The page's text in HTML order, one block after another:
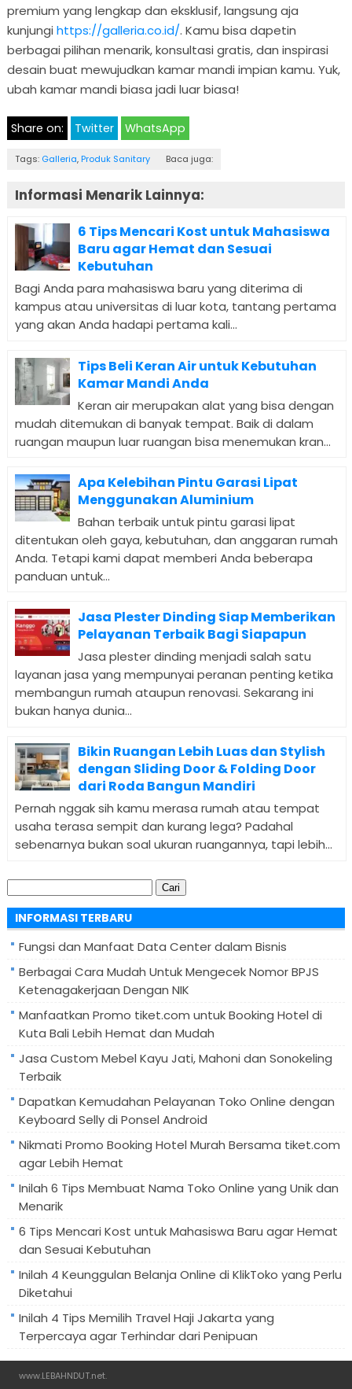
premium yang lengkap dan eksklusif, langsung aja
kunjungi https://galleria.co.id/. Kamu bisa dapetin
berbagai pilihan menarik, konsultasi gratis, dan inspirasi
desain buat mewujudkan kamar mandi impian kamu. Yuk,
ubah kamar mandi biasa jadi luar biasa!
Share on: Twitter WhatsApp
Tags: Galleria, Produk Sanitary Baca juga:
Informasi Menarik Lainnya:
6 Tips Mencari Kost untuk Mahasiswa
Baru agar Hemat dan Sesuai
Kebutuhan
Bagi Anda para mahasiswa baru yang diterima di
kampus atau universitas di luar kota, tantang pertama
yang akan Anda hadapi pertama kali...
Tips Beli Keran Air untuk Kebutuhan
Kamar Mandi Anda
Keran air merupakan alat yang bisa dengan
mudah ditemukan di banyak tempat. Baik di dalam
ruangan maupun luar ruangan bisa menemukan kran...
Apa Kelebihan Pintu Garasi Lipat
Menggunakan Aluminium
Bahan terbaik untuk pintu garasi lipat
ditentukan oleh gaya, kebutuhan, dan anggaran rumah
Anda. Tetapi kami dapat memberi Anda beberapa
panduan untuk...
Jasa Plester Dinding Siap Memberikan
Pelayanan Terbaik Bagi Siapapun
Jasa plester dinding menjadi salah satu
layanan jasa yang mempunyai peranan penting ketika
membangun rumah ataupun renovasi. Sekarang ini
bukan hanya dunia...
Bikin Ruangan Lebih Luas dan Stylish
dengan Sliding Door & Folding Door
dari Roda Bangun Mandiri
Pernah nggak sih kamu merasa rumah atau tempat
usaha terasa sempit dan kurang lega? Padahal
sebenarnya bukan soal ukuran ruangannya, tapi lebih...
Cari
untuk:
INFORMASI TERBARU
Fungsi dan Manfaat Data Center dalam Bisnis
Berbagai Cara Mudah Untuk Mengecek Nomor BPJS
Ketenagakerjaan Dengan NIK
Manfaatkan Promo tiket.com untuk Booking Hotel di
Kuta Bali Lebih Hemat dan Mudah
Jasa Custom Mebel Kayu Jati, Mahoni dan Sonokeling
Terbaik
Dapatkan Kemudahan Pelayanan Toko Online dengan
Keyboard Selly di Ponsel Android
Nikmati Promo Booking Hotel Murah Bersama tiket.com
agar Lebih Hemat
Inilah 6 Tips Membuat Nama Toko Online yang Unik dan
Menarik
6 Tips Mencari Kost untuk Mahasiswa Baru agar Hemat
dan Sesuai Kebutuhan
Inilah 4 Keunggulan Belanja Online di KlikToko yang Perlu
Diketahui
Inilah 4 Tips Memilih Travel Haji Jakarta yang
Terpercaya agar Terhindar dari Penipuan
www.LEBAHNDUT.net.